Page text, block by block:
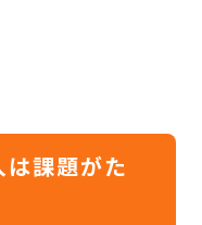
課題がた